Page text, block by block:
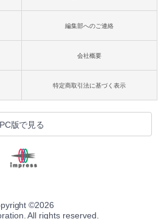
編集部へのご連絡
会社概要
特定商取引法に基づく表示
PC版で見る
©2026
All rights reserved.